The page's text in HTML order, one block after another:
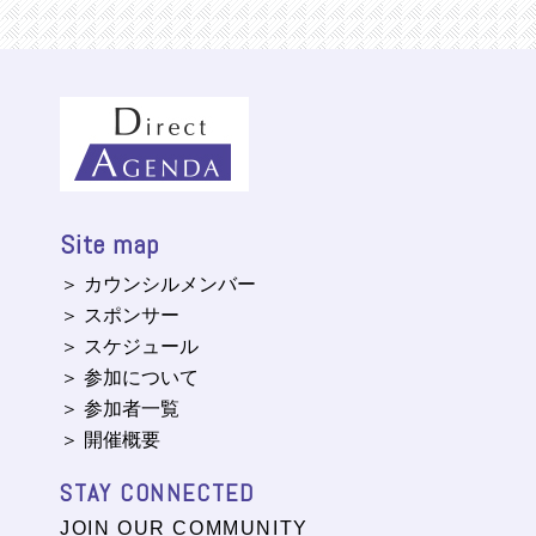
Site map
＞ カウンシルメンバー
＞ スポンサー
＞ スケジュール
＞ 参加について
＞ 参加者一覧
＞ 開催概要
STAY CONNECTED
JOIN OUR COMMUNITY